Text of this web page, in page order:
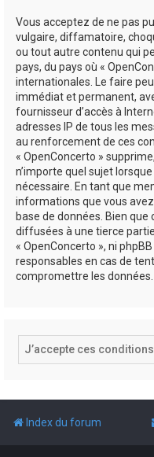
Vous acceptez de ne pas
vulgaire, diffamatoire,
ou tout autre contenu qui
pays, du pays où «
internationales. Le faire
immédiat et permanent,
fournisseur d’accès à
adresses IP de tous les
au renforcement de ces
« OpenConcerto »
n’importe quel sujet
nécessaire. En tant que
informations que vous
base de données. Bien
diffusées à une tierce
« OpenConcerto », ni
responsables en cas de
compromettre les données.
Index du forum